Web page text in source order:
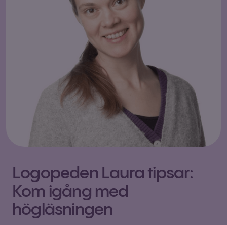
Logopeden Laura tipsar:
Kom igång med
högläsningen